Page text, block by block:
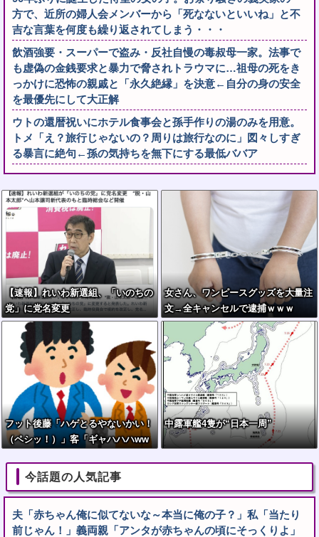
方で、近所の婦人会メンバーから「死なないといいね」と不
吉な言葉を何度も繰り返されてしまう・・・
飲酒強要・スーパーで盗み・反社自慢の毒叔母一家。法事で
も虚偽の金銭要求と暴力で脅されトラウマに…祖母の死をき
っかけに恐怖の親戚と「永久絶縁」を決意←自分の身の安全
を最優先にして大正解
ウトの還暦祝いにホテル食事会と孫手作りの湯のみを用意。
トメ「え？旅行じゃないの？周りは旅行なのに」図々しすぎ
る暴言に絶句←孫の気持ちを無下にする最低ババア
【速報】れいわ新選組、「いのちの
党」に党名変更
女さん、ワンピースグッズを大量注
文→全キャンセルで逮捕ｗｗｗ
フット後藤「ハゲとるやないかい！
（ペシッ！）」客「ギャハハハww
中露軍艦4隻が“日本一周”
今話題の人気記事
夫「赤ちゃん俺に似てないな～本当に俺の子？」私「当たり
前じゃん！」義両親「アンタが赤ちゃんの頃にそっくりよ」